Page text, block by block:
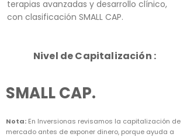
terapias avanzadas y desarrollo clínico,
con clasificación SMALL CAP.
Nivel de Capitalización :
SMALL CAP.
Nota: En Inversionas revisamos la capitalización de
mercado antes de exponer dinero, porque ayuda a